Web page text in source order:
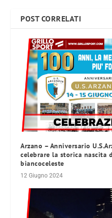
POST CORRELATI
Arzano – Anniversario
celebrare la storica nascita
biancoceleste
12 Giugno 2024